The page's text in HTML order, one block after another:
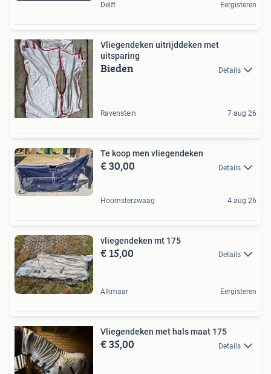
Delft Eergisteren
Vliegendeken uitrijddeken met
uitsparing
Bieden Details
Ravenstein 7 aug 26
Te koop men vliegendeken
€ 30,00 Details
Hoornsterzwaag 4 aug 26
vliegendeken mt 175
€ 15,00 Details
Alkmaar Eergisteren
Vliegendeken met hals maat 175
€ 35,00 Details